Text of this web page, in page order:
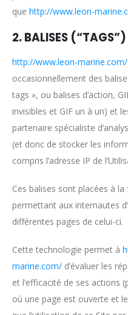
que http://www.leon-
2. BALISES (“TAGS”)
http://www.leon-marine.com/
occasionnellement des
tags », ou balises d’action,
invisibles et GIF un à un) et
partenaire spécialiste
(et donc de stocker les
compris l’adresse IP de
Ces balises sont placées à
permettant aux internautes
différentes pages de celui-ci.
Cette technologie permet à
marine.com/ d’évaluer les
et l’efficacité de ses actions
où une page est ouverte et